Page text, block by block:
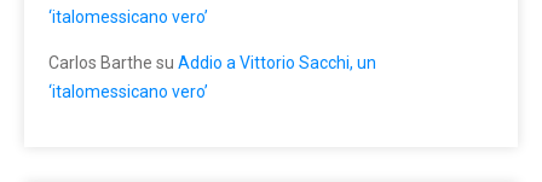
‘italomessicano vero’
Carlos Barthe su Addio a Vittorio Sacchi, un
‘italomessicano vero’